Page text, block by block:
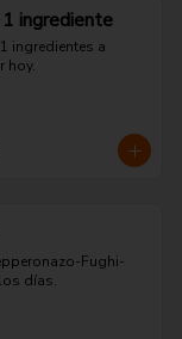
ingrediente
ingredientes a
hoy.
Fughi-
días.